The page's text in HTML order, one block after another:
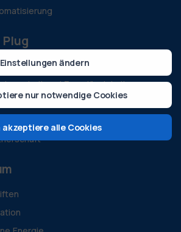
und Zuverlässigkeit
Kompetenz
und Vision
Einstellungen ändern
nur notwendige Cookies
akzeptiere alle Cookies